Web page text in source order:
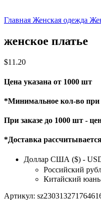
Главная Женская одежда
женское платье
$11.20
Цена указана от 1000 шт
*Минимальное кол-во при
При заказе до 1000 шт -
*Доставка
Доллар США ($) -
Российский
Китайский
Артикул: